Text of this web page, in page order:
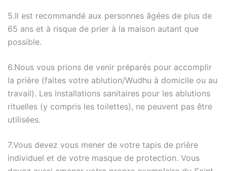
5.Il est recommandé aux personnes âgées de plus de
65 ans et à risque de prier à la maison autant que
possible.
6.Nous vous prions de venir préparés pour accomplir
la prière (faites votre ablution/Wudhu à domicile ou au
travail). Les installations sanitaires pour les ablutions
rituelles (y compris les toilettes), ne peuvent pas être
utilisées.
7.Vous devez vous mener de votre tapis de prière
individuel et de votre masque de protection. Vous